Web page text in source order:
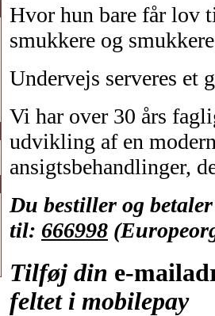
Hvor hun bare får lov
smukkere og smukkere
Undervejs serveres et
Vi har over 30 års
udvikling af en
ansigtsbehandlinger,
Du bestiller og
til: 666998
Tilføj din e-
feltet i mobilepay